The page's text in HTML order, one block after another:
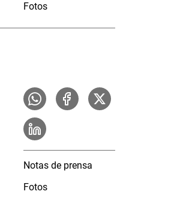
Fotos
Notas de prensa
Fotos